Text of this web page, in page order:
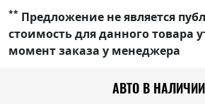
** Предложение не является
стоимость для данного товара
момент заказа у менеджера
АВТО В НАЛИЧИИ